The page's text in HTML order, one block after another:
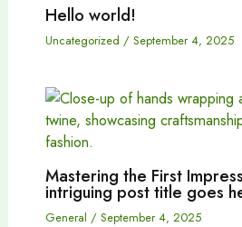
Hello world!
Uncategorized / September 4, 2025
Mastering the First
intriguing post title goes
General / September 4, 2025